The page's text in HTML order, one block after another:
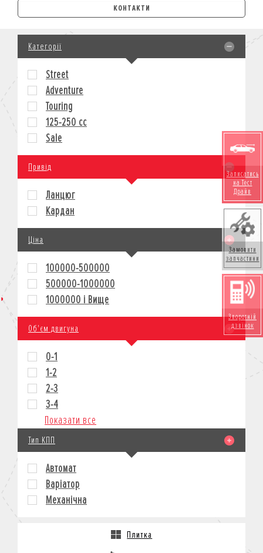
ЛІЗИНГ
КРЕДИТ
СТРАХУВАННЯ
КОРПОРАТИВНИМ КЛІЄНТАМ
МОТОЦИКЛИ
КРЕДИТ
СТРАХУВАННЯ
КОРПОРАТИВНИМ КЛІЄНТАМ
КОНТАКТИ
Записатись
на Тест
Драйв
Замовити
запчастини
Зворотній
дзвінок
Категорії
Street
Adventure
Touring
125-250 cc
Sale
Привід
Ланцюг
Кардан
Ціна
100000-500000
500000-1000000
1000000 і Вище
Об'єм двигуна
0-1
1-2
2-3
3-4
Показати все
Тип КПП
Автомат
Варіатор
Механічна
Плитка